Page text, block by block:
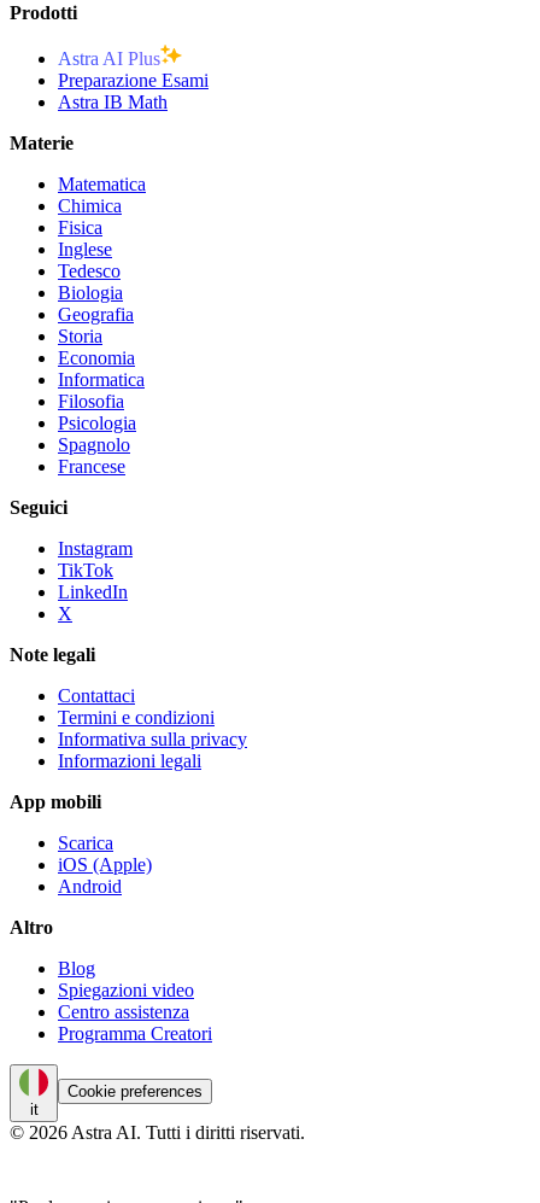
Prodotti
Astra AI Plus
Preparazione Esami
Astra IB Math
Materie
Matematica
Chimica
Fisica
Inglese
Tedesco
Biologia
Geografia
Storia
Economia
Informatica
Filosofia
Psicologia
Spagnolo
Francese
Seguici
Instagram
TikTok
LinkedIn
X
Note legali
Contattaci
Termini e condizioni
Informativa sulla privacy
Informazioni legali
App mobili
Scarica
iOS (Apple)
Android
Altro
Blog
Spiegazioni video
Centro assistenza
Programma Creatori
it
Cookie preferences
© 2026 Astra AI. Tutti i diritti riservati.